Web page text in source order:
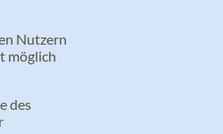
Nutzern
möglich
des